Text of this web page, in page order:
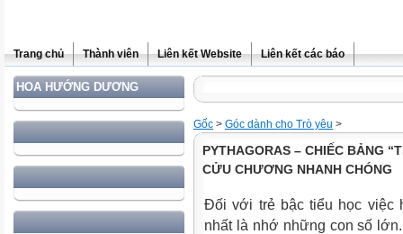
Trang chủ Thành viên Liên kết Website Liên kết các báo
HOA HƯỚNG DƯƠNG
Gốc > Góc dành cho Trò yêu >
PYTHAGORAS – CHIẾC BẢNG
CỬU CHƯƠNG NHANH CHÓNG
Đối với trẻ bậc tiểu học việc
nhất là nhớ những con số